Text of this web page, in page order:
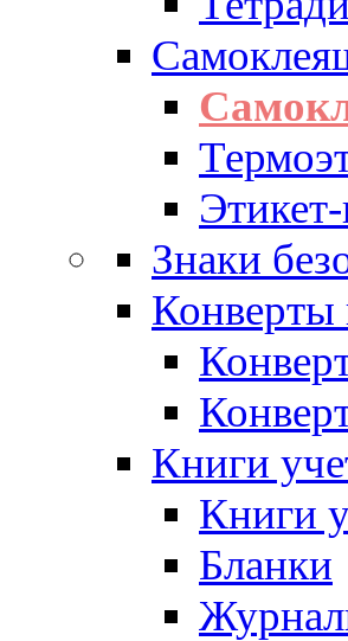
Знаки
Конверты
Книги
Книги
Бланки